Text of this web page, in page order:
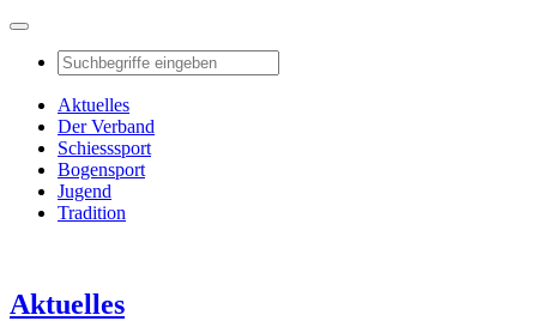
Aktuelles
Der Verband
Schiesssport
Bogensport
Jugend
Tradition
Aktuelles